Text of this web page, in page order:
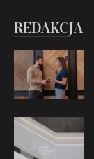
REDAKCJA